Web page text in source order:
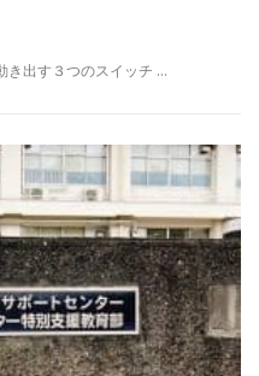
出す３つのスイッチ …